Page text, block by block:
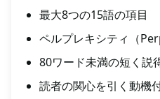
最大8つの15語の項目
ペルプレキシティ（
80ワード未満の短く説
読者の関心を引く動機